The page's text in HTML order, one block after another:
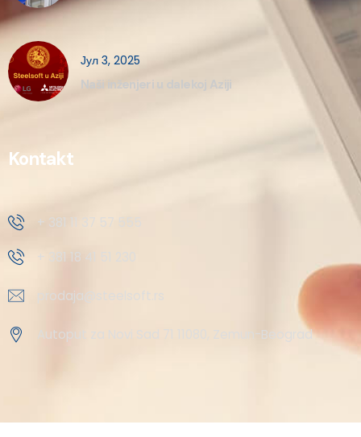
Јул 3, 2025
Naši inženjeri u dalekoj Aziji
Kontakt
+ 381 11 37 57 555
+ 381 18 41 51 230
prodaja@steelsoft.rs
Autoput za Novi Sad 71 11080, Zemun-Beograd